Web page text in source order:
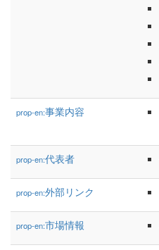
prop-en:事業内容
prop-en:代表者
prop-en:外部リンク
prop-en:市場情報